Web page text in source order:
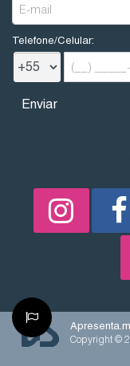
Telefone/Celular:
Copyright ©